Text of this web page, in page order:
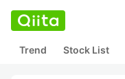
Trend Stock List